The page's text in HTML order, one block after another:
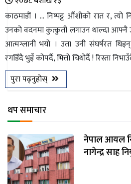
काठमाडाैं । ... निष्पट्ट औंशीको रात र, त्यो
उनको वदनमा कुत्कुती लगाउन थाल्दा
आत्मग्लानी भयो । उता उनी संघर्षरत
रगडिँदै भुइँ कोपर्दै, भित्तो चिथोर्दै ! रिस्ता
पुरा पढ्नुहोस्
थप समाचार
नेपाल आयल
नागेन्द्र साह